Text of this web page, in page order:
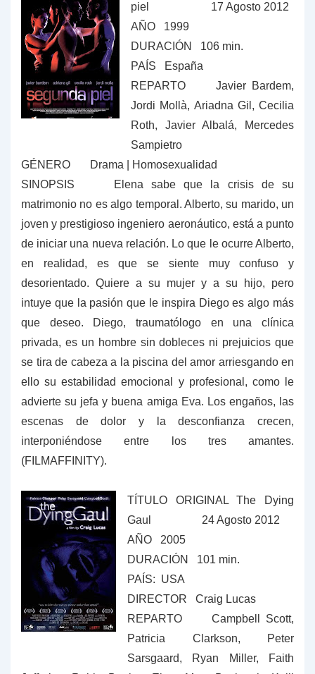
piel 17 Agosto 2012
AÑO 1999
DURACIÓN 106 min.
PAÍS España
REPARTO
Javier Bardem,
Jordi Mollà, Ariadna Gil, Cecilia
Roth, Javier Albalá, Mercedes
Sampietro
GÉNERO
Drama | Homosexualidad
SINOPSIS Elena sabe que la crisis de su
matrimonio no es algo temporal. Alberto, su marido, un
joven y prestigioso ingeniero aeronáutico, está a punto
de iniciar una nueva relación. Lo que le ocurre Alberto,
en realidad, es que se siente muy confuso y
desorientado. Quiere a su mujer y a su hijo, pero
intuye que la pasión que le inspira Diego es algo más
que deseo. Diego, traumatólogo en una clínica
privada, es un hombre sin dobleces ni prejuicios que
se tira de cabeza a la piscina del amor arriesgando en
ello su estabilidad emocional y profesional, como le
advierte su jefa y buena amiga Eva. Los engaños, las
escenas de dolor y la desconfianza crecen,
interponiéndose entre los tres amantes.
(FILMAFFINITY).
TÍTULO ORIGINAL The Dying
Gaul 24 Agosto 2012
AÑO 2005
DURACIÓN 101 min.
PAÍS: USA
DIRECTOR Craig Lucas
REPARTO
Campbell Scott,
Patricia Clarkson, Peter
Sarsgaard, Ryan Miller, Faith